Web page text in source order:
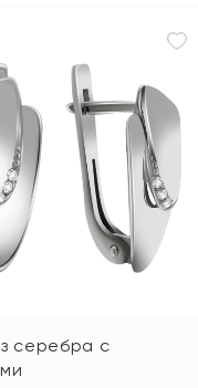
серебра с